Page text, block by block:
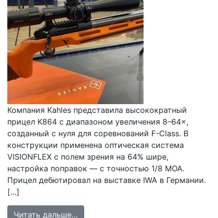
Компания Kahles представила высокократный
прицел K864 с диапазоном увеличения 8–64×,
созданный с нуля для соревнований F-Class. В
конструкции применена оптическая система
VISIONFLEX с полем зрения на 64% шире,
настройка поправок — с точностью 1/8 MOA.
Прицел дебютировал на выставке IWA в Германии.
[…]
Читать дальше…